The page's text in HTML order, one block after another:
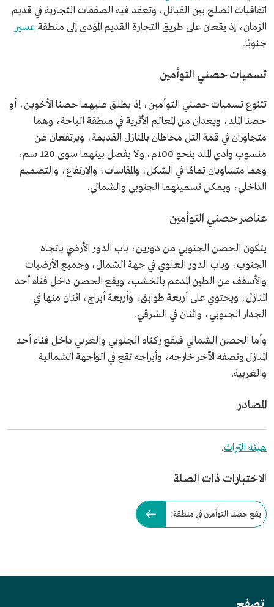
اتفاقيات الصلح بين القبائل، وتعقد فيه الصفقات التجارية في قديم
الزمان، إذ يقعان على طريق التجارة القديم المؤدي إلى منطقةعسير
جنوبًا.
تسميات حصني التوأمين
تتنوع تسميات حصني التوأمين، إذ يطلق عليهما حصنا الأخوين، أو
حصنا الملد، ويعدان من المعالم الأثرية في منطقة الباحة، وهما
متجاوران في قمة التل محاطان بالمنازل القديمة، ويرتفعان عن
منسوب وادي الملد بنحو 100م، ولا يفصل بينهما سوى 120 سم،
وهما متساويان تمامًا في الشكل، والمقاسات، والارتفاع، والتصميم
الداخلي، ويمكن تسميتهما الجنوبي والشمالي.
عناصر حصني التوأمين
يتكون الحصن الجنوبي من دورين، باب الدور الأرضي باتجاه
الجنوب، وباب الدور العلوي في جهة الشمال، وجميع الأرضيات
والأسقف من الطين المدعم بالخشب، ويقع الحصن داخل فناء أحد
المنازل، ويحتوي على أربعة طوابق، وأربعة أبراج، اثنان منها في
الجدار الجنوبي، واثنان في الشرقي.
وأما الحصن الشمالي فيقع ركناه الجنوبي والغربي داخل فناء أحد
المنازل ونصفه الآخر خارجه، وأبراجه تقع في الواجهة الشمالية
والغربية.
المصادر
هيئة التراث.
الاختبارات ذات الصلة
يقع حصنا التوأمين في منطقة: